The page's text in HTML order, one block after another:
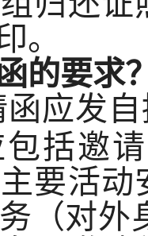
。
的要求
函应发
括邀
要活
（对外